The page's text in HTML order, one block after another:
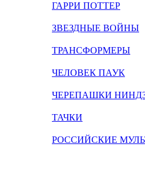
ГАРРИ ПОТТЕР
ЗВЕЗДНЫЕ ВОЙНЫ
ТРАНСФОРМЕРЫ
ЧЕЛОВЕК ПАУК
ЧЕРЕПАШКИ
ТАЧКИ
РОССИЙСКИЕ